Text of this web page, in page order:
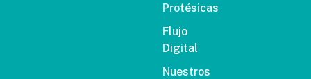
Protésicas
Flujo
Digital
Nuestros